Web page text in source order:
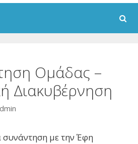
Search
Ομάδας –
Διακυβέρνηση
συνάντηση με την Έφη